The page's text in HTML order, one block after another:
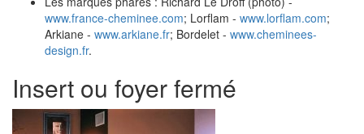
www.france-cheminee.com; Lorflam - www.lorflam.com;
Arkiane - www.arkiane.fr; Bordelet - www.cheminees-
design.fr.
Insert ou foyer fermé